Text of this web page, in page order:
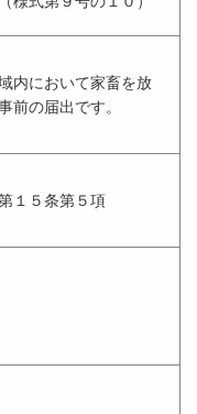
内において家畜を放
前の届出です。
１５条第５項